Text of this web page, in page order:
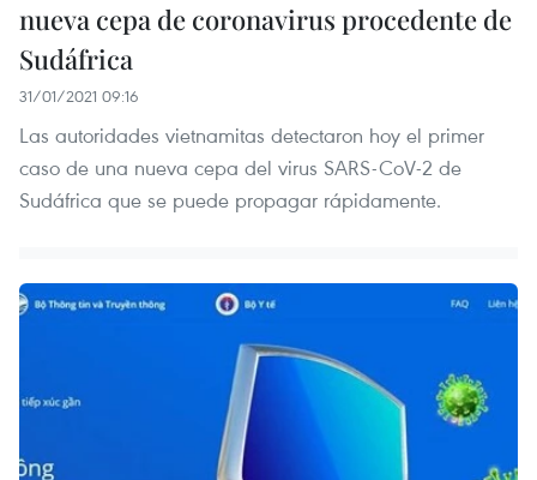
nueva cepa de coronavirus procedente de
Sudáfrica
31/01/2021 09:16
Las autoridades vietnamitas detectaron hoy el primer
caso de una nueva cepa del virus SARS-CoV-2 de
Sudáfrica que se puede propagar rápidamente.